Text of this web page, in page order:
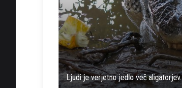
Ljudi je verjetno jedlo več aligatorjev.